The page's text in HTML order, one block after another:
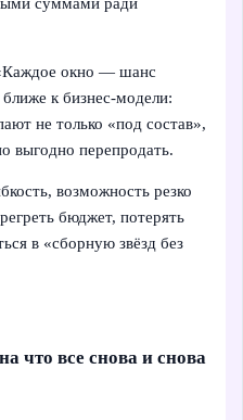
окно — шанс
к бизнес-модели:
не только «под состав»,
выгодно перепродать.
возможность резко
бюджет, потерять
в «сборную звёзд без
что все снова и снова